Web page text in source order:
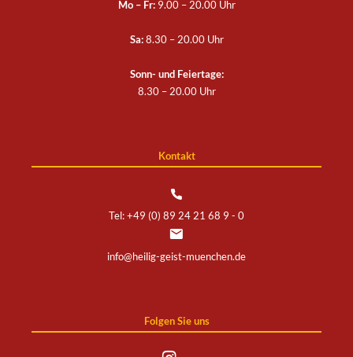
Mo – Fr:9.00 – 20.00 Uhr
Sa:8.30 – 20.00 Uhr
Sonn- und Feiertage:
8.30 – 20.00 Uhr
Kontakt
Tel: +49 (0) 89 24 21 68 9 - 0
info@heilig-geist-muenchen.de
Folgen Sie uns